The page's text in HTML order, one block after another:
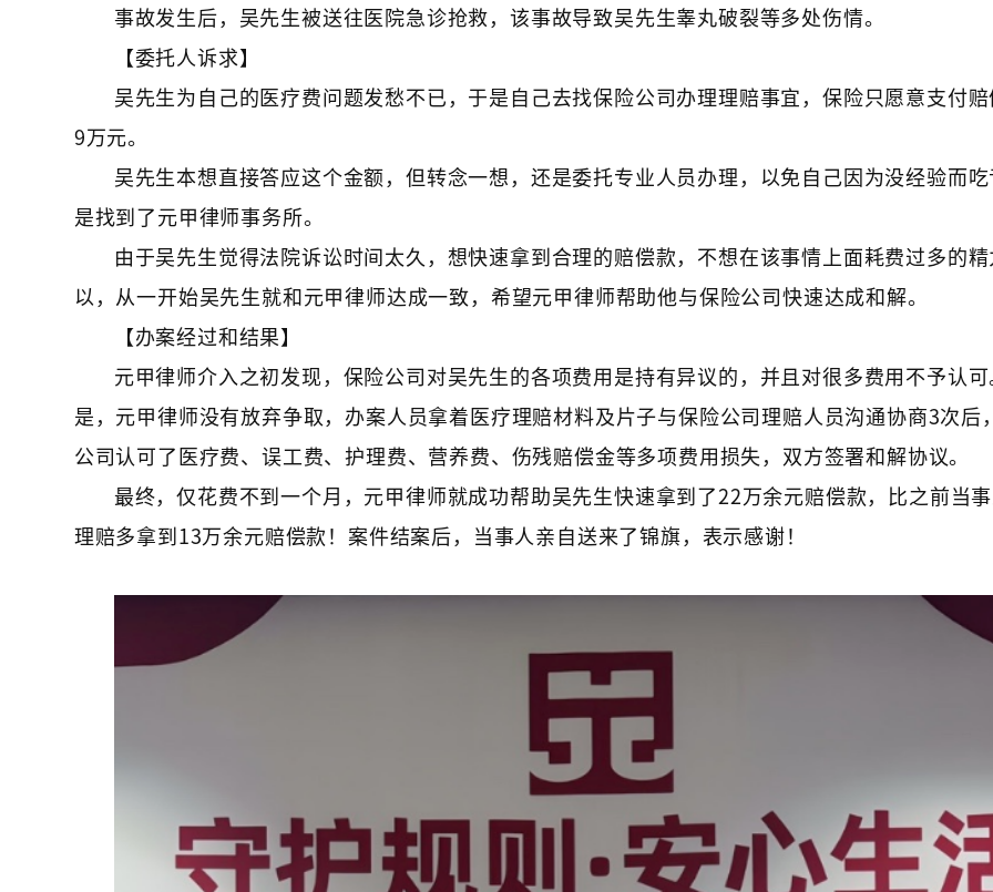
事故发生后，吴先生被送往医院急诊抢救，该事故导致吴先生睾丸破裂等多处伤情。
【委托人诉求】
吴先生为自己的医疗费问题发愁不已，于是自己去找保险公司办理理赔事宜，保险只愿意支付
9万元。
吴先生本想直接答应这个金额，但转念一想，还是委托专业人员办理，以免自己因为没经验而
是找到了元甲律师事务所。
由于吴先生觉得法院诉讼时间太久，想快速拿到合理的赔偿款，不想在该事情上面耗费过多的
以，从一开始吴先生就和元甲律师达成一致，希望元甲律师帮助他与保险公司快速达成和解。
【办案经过和结果】
元甲律师介入之初发现，保险公司对吴先生的各项费用是持有异议的，并且对很多费用不予认
是，元甲律师没有放弃争取，办案人员拿着医疗理赔材料及片子与保险公司理赔人员沟通协商3次后
公司认可了医疗费、误工费、护理费、营养费、伤残赔偿金等多项费用损失，双方签署和解协议。
最终，仅花费不到一个月，元甲律师就成功帮助吴先生快速拿到了22万余元赔偿款，比之前当
理赔多拿到13万余元赔偿款！案件结案后，当事人亲自送来了锦旗，表示感谢！